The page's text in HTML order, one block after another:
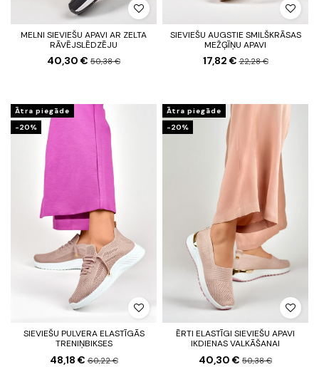
MELNI SIEVIEŠU APAVI AR ZELTA
RĀVĒJSLĒDZĒJU
40,30 € 50,38 €
SIEVIEŠU AUGSTIE SMILŠKRĀSAS
MEŽĢĪŅU APAVI
17,82 €22,28 €
Ātra piegāde
-20%
SIEVIEŠU PULVERA ELASTĪGĀS
TRENIŅBIKSES
48,18 €60,22 €
Ātra piegāde
-20%
ĒRTI ELASTĪGI SIEVIEŠU APAVI
IKDIENAS VALKĀŠANAI
40,30 € 50,38 €